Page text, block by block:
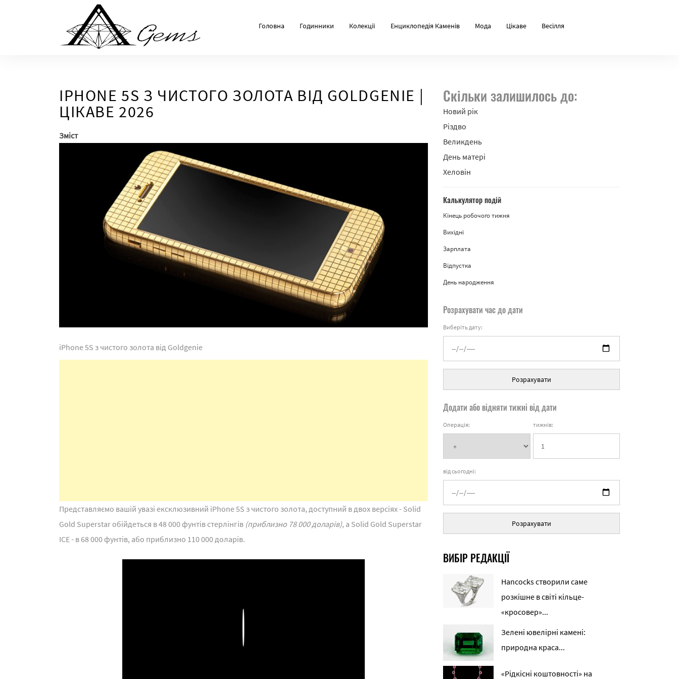
Головна Годинники Колекції Енциклопедія Каменів Мода Цікаве Весілля
IPHONE 5S З ЧИСТОГО ЗОЛОТА ВІД GOLDGENIE |
ЦІКАВЕ 2026
Зміст
iPhone 5S з чистого золота від Goldgenie
Представляємо вашій увазі ексклюзивний iPhone 5S з чистого золота, доступний в двох версіях - Solid
Gold Superstar обійдеться в 48 000 фунтів стерлінгів (приблизно 78 000 доларів), а Solid Gold Superstar
ICE - в 68 000 фунтів, або приблизно 110 000 доларів.
Скільки залишилось до:
Новий рік
Різдво
Великдень
День матері
Хеловін
Калькулятор подій
Кінець робочого тижня
Вихідні
Зарплата
Відпустка
День народження
Розрахувати час до дати
Виберіть дату:
Розрахувати
Додати або відняти тижні від дати
Операція: тижнів:
від сьогодні:
Розрахувати
ВИБІР РЕДАКЦІЇ
Hancocks створили саме
розкішне в світі кільце-
«кросовер»...
Зелені ювелірні камені:
природна краса...
«Рідкісні коштовності» на